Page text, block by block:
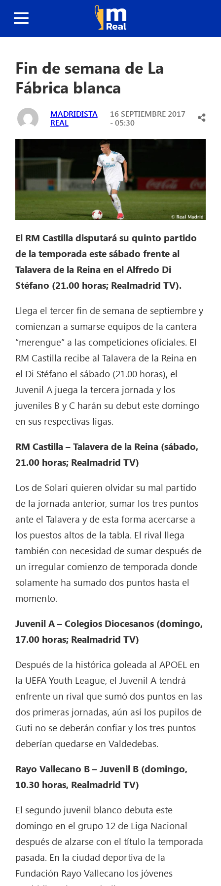
Fin de semana de La
Fábrica blanca
MADRIDISTA
REAL
16 SEPTIEMBRE 2017
- 05:30
El RM Castilla disputará su quinto partido
de la temporada este sábado frente al
Talavera de la Reina en el Alfredo Di
Stéfano (21.00 horas; Realmadrid TV).
Llega el tercer fin de semana de septiembre y
comienzan a sumarse equipos de la cantera
“merengue” a las competiciones oficiales. El
RM Castilla recibe al Talavera de la Reina en
el Di Stéfano el sábado (21.00 horas), el
Juvenil A juega la tercera jornada y los
juveniles B y C harán su debut este domingo
en sus respectivas ligas.
RM Castilla – Talavera de la Reina (sábado,
21.00 horas; Realmadrid TV)
Los de Solari quieren olvidar su mal partido
de la jornada anterior, sumar los tres puntos
ante el Talavera y de esta forma acercarse a
los puestos altos de la tabla. El rival llega
también con necesidad de sumar después de
un irregular comienzo de temporada donde
solamente ha sumado dos puntos hasta el
momento.
Juvenil A – Colegios Diocesanos (domingo,
17.00 horas; Realmadrid TV)
Después de la histórica goleada al APOEL en
la UEFA Youth League, el Juvenil A tendrá
enfrente un rival que sumó dos puntos en las
dos primeras jornadas, aún así los pupilos de
Guti no se deberán confiar y los tres puntos
deberían quedarse en Valdedebas.
Rayo Vallecano B – Juvenil B (domingo,
10.30 horas, Realmadrid TV)
El segundo juvenil blanco debuta este
domingo en el grupo 12 de Liga Nacional
después de alzarse con el título la temporada
pasada. En la ciudad deportiva de la
Fundación Rayo Vallecano los jóvenes